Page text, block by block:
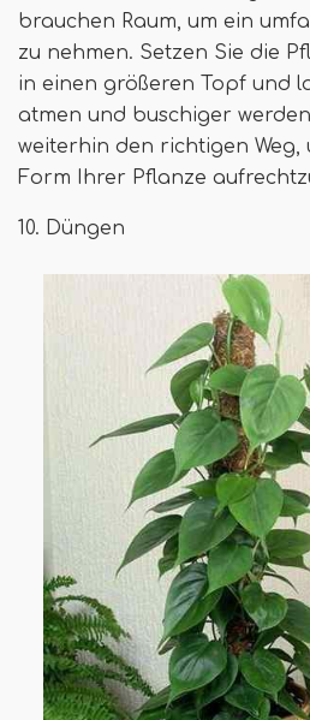
brauchen Raum, um ein
zu nehmen. Setzen Sie die
in einen größeren Topf und
atmen und buschiger
weiterhin den richtigen Weg,
Form Ihrer Pflanze
10. Düngen